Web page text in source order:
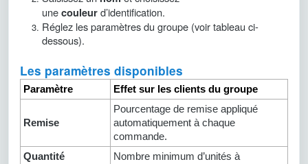
unecouleurd’identification.
Réglez les paramètres du groupe (voir tableau ci-
dessous).
Les paramètres disponibles
Paramètre Effet sur les clients du groupe
Remise
Pourcentage de remise appliqué
automatiquement à chaque
commande.
Quantité
Nombre minimum d’unités à